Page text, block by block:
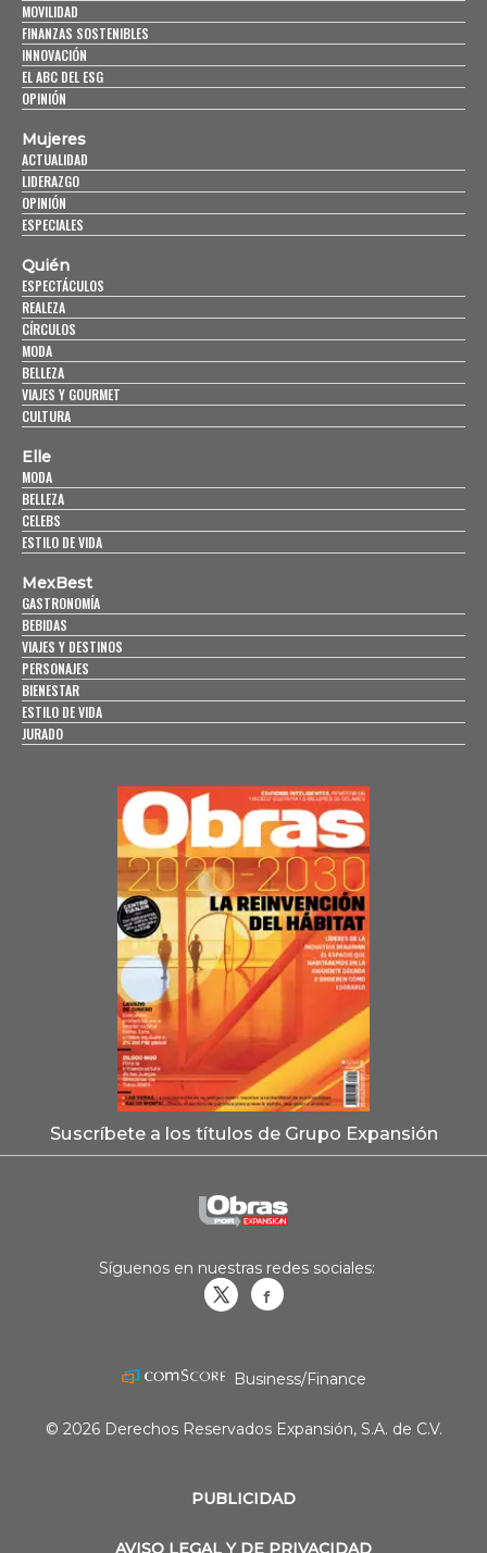
MOVILIDAD
FINANZAS SOSTENIBLES
INNOVACIÓN
EL ABC DEL ESG
OPINIÓN
Mujeres
ACTUALIDAD
LIDERAZGO
OPINIÓN
ESPECIALES
Quién
ESPECTÁCULOS
REALEZA
CÍRCULOS
MODA
BELLEZA
VIAJES Y GOURMET
CULTURA
Elle
MODA
BELLEZA
CELEBS
ESTILO DE VIDA
MexBest
GASTRONOMÍA
BEBIDAS
VIAJES Y DESTINOS
PERSONAJES
BIENESTAR
ESTILO DE VIDA
JURADO
Suscríbete a los títulos de Grupo Expansión
PUBLICIDAD
AVISO LEGAL Y DE PRIVACIDAD
Síguenos en nuestras redes sociales:
Business/Finance
© 2026 Derechos Reservados Expansión, S.A. de C.V.